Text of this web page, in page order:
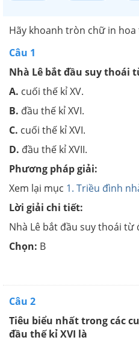
Hãy khoanh tròn chữ in
Câu 1
Nhà Lê bắt đầu suy thoái
A. cuối thế kỉ XV.
B. đầu thế kỉ XVI.
C. cuối thế kỉ XVI.
D. đầu thế kỉ XVII.
Phương pháp giải:
Xem lại mục 1. Triều đình
Lời giải chi tiết:
Nhà Lê bắt đầu suy thoái từ
Chọn: B
Câu 2
Tiêu biểu nhất trong các
đầu thế kỉ XVI là